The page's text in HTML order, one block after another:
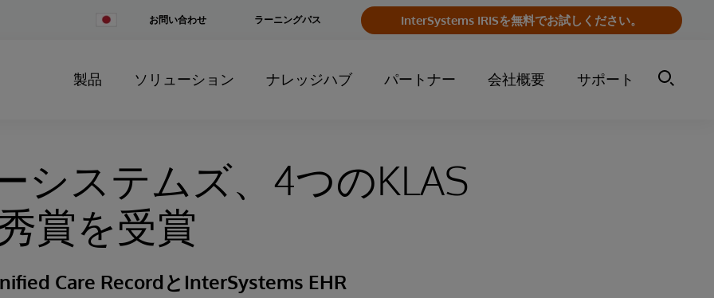
Change
お問い合わせ InterSystems IRISを無料でお試しください。
ラーニングパス
製品 ソリューション ナレッジハブ パートナー 会社概要 サポート
システムズ、4つのKLAS
賞を受賞
Care RecordとInterSystems EHR